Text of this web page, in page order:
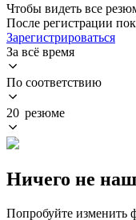
Чтобы видеть все
После регистрации
Зарегистрироваться
За всё время
По соответствию
20 резюме
Ничего не
Попробуйте изменить